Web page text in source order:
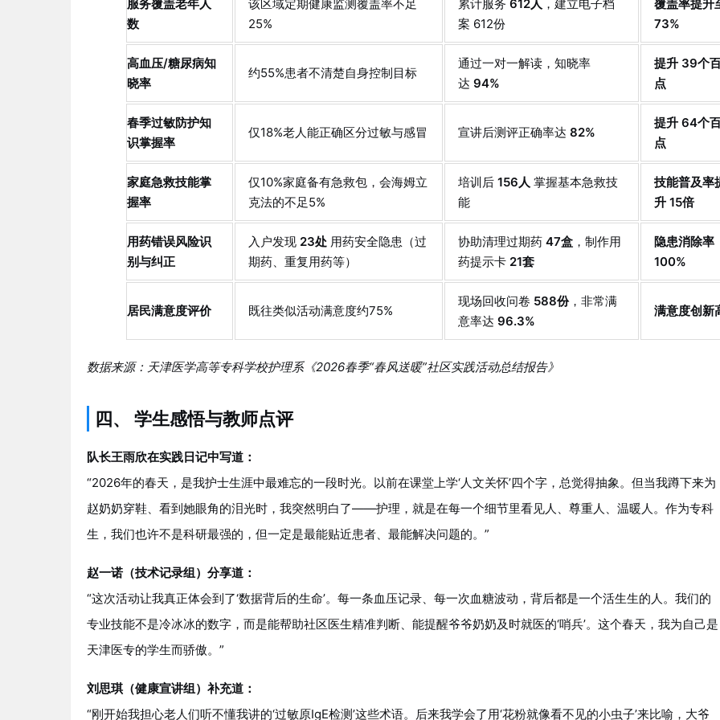
服务覆盖老年人
数
该区域定期健康监测覆盖率不足
25%
累计服务 612人 ，建立电子档
案 612份
覆盖率提升至
73%
高血压/糖尿病知
晓率
约55%患者不清楚自身控制目标
通过一对一解读，知晓率
达 94%
提升 39个百
点
春季过敏防护知
识掌握率
仅18%老人能正确区分过敏与感冒 宣讲后测评正确率达 82%
提升 64个百
点
家庭急救技能掌
握率
仅10%家庭备有急救包，会海姆立
克法的不足5%
培训后 156人 掌握基本急救技
能
技能普及率提
升 15倍
用药错误风险识
别与纠正
入户发现 23处用药安全隐患（过
期药、重复用药等）
协助清理过期药 47盒，制作用
药提示卡 21套
隐患消除率
100%
居民满意度评价 既往类似活动满意度约75%
现场回收问卷 588份，非常满
意率达 96.3%
满意度创新高
数据来源：天津医学高等专科学校护理系《2026春季“春风送暖”社区实践活动总结报告》
四、 学生感悟与教师点评
队长王雨欣在实践日记中写道：
“2026年的春天，是我护士生涯中最难忘的一段时光。以前在课堂上学‘人文关怀’四个字，总觉得抽象。但当我蹲下来为
赵奶奶穿鞋、看到她眼角的泪光时，我突然明白了——护理，就是在每一个细节里看见人、尊重人、温暖人。作为专科
生，我们也许不是科研最强的，但一定是最能贴近患者、最能解决问题的。”
赵一诺（技术记录组）分享道：
“这次活动让我真正体会到了‘数据背后的生命’。每一条血压记录、每一次血糖波动，背后都是一个活生生的人。我们的
专业技能不是冷冰冰的数字，而是能帮助社区医生精准判断、能提醒爷爷奶奶及时就医的‘哨兵’。这个春天，我为自己是
天津医专的学生而骄傲。”
刘思琪（健康宣讲组）补充道：
“刚开始我担心老人们听不懂我讲的‘过敏原IgE检测’这些术语。后来我学会了用‘花粉就像看不见的小虫子’来比喻，大爷